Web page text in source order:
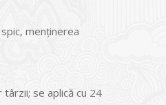
menţinerea
se aplică cu 24